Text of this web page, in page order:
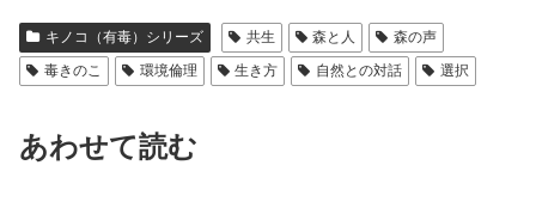
キノコ（有毒）シリーズ 共生 森と人
森の声
毒きのこ
環境倫理 生き方 自然との対話 選択
あわせて読む